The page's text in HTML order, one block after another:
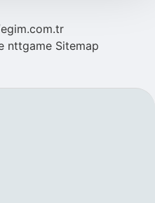
nttgame Sitemap